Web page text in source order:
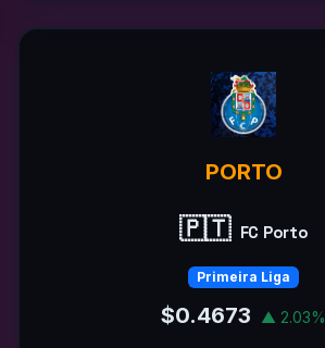
PORTO
🇵🇹 FC Porto
Primeira Liga
$0.4673 ▲ 2.03%